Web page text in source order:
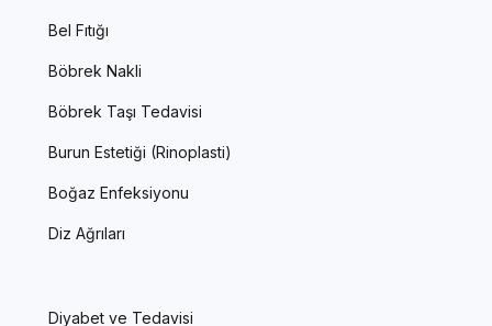
Bel Fıtığı
Böbrek Nakli
Böbrek Taşı Tedavisi
Burun Estetiği (Rinoplasti)
Boğaz Enfeksiyonu
Diz Ağrıları
Diyabet ve Tedavisi